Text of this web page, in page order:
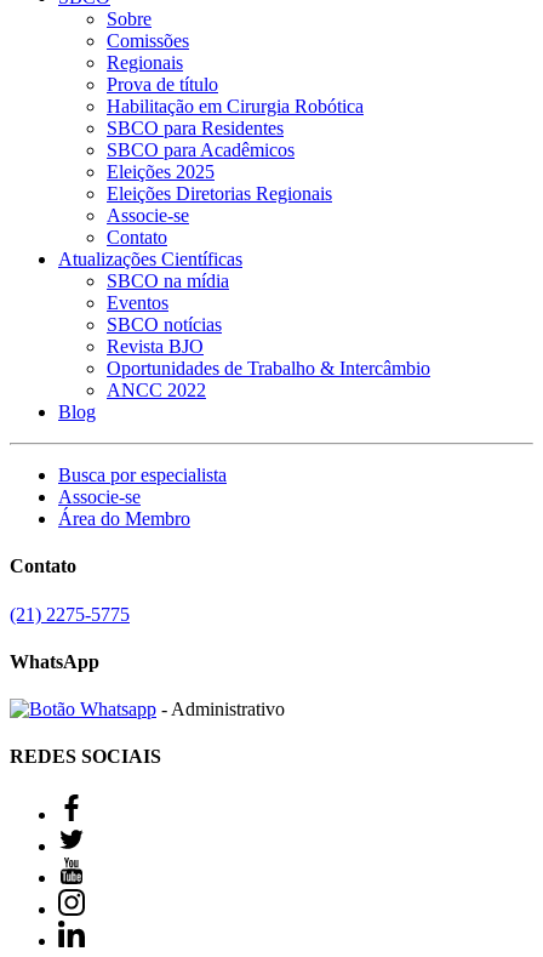
Sobre
Comissões
Regionais
Prova de título
Habilitação em Cirurgia Robótica
SBCO para Residentes
SBCO para Acadêmicos
Eleições 2025
Eleições Diretorias Regionais
Associe-se
Contato
Atualizações Científicas
SBCO na mídia
Eventos
SBCO notícias
Revista BJO
Oportunidades de Trabalho & Intercâmbio
ANCC 2022
Blog
Busca por especialista
Associe-se
Área do Membro
Contato
(21) 2275-5775
WhatsApp
- Administrativo
REDES SOCIAIS